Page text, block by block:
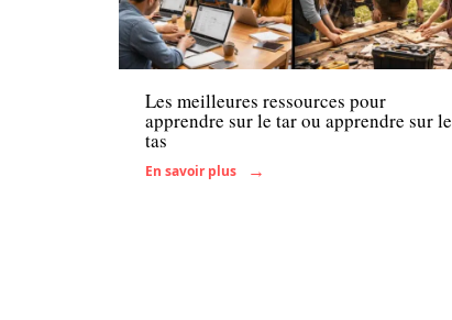
Actu
Les meilleures ressources pour
apprendre sur le tar ou apprendre sur le
tas
En savoir plus